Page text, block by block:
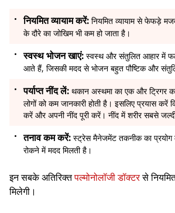
नियमित व्यायाम करें: नियमित व्यायाम से फेफड़े
के दौरे का जोखिम भी कम हो जाता है।
स्वस्थ भोजन खाएं: स्वस्थ और संतुलित आहार में
आते हैं, जिसकी मदद से भोजन बहुत पौष्टिक और
पर्याप्त नींद लें: थकान अस्थमा का एक और ट्रिगर
लोगों को कम जानकारी होती है। इसलिए प्रयास करें
करें और अपनी नींद पूरी करें। नींद में शरीर सबसे
तनाव कम करें: स्ट्रेस मैनेजमेंट तकनीक का प्रयोग
रोकने में मदद मिलती है।
इन सबके अतिरिक्तपल्मोनोलॉजी डॉक्टरसे
मिलेगी।